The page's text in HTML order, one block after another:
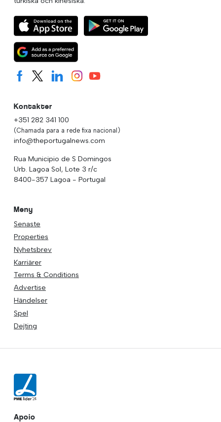
Kontakter
+351 282 341 100
(Chamada para a rede fixa nacional)
info@theportugalnews.com
Rua Municipio de S Domingos
Urb. Lagoa Sol, Lote 3 r/c
8400-357 Lagoa - Portugal
Meny
Senaste
Properties
Nyhetsbrev
Karriärer
Terms & Conditions
Advertise
Händelser
Spel
Dejting
Apoio